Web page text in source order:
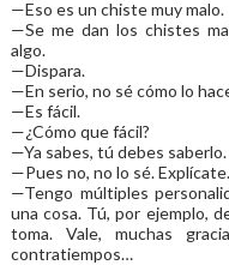
—Eso es un chiste muy malo.
—Se me dan los chistes
algo.
—Dispara.
—En serio, no sé cómo lo
—Es fácil.
—¿Cómo que fácil?
—Ya sabes, tú debes saberlo.
—Pues no, no lo sé. Explícate.
—Tengo múltiples
una cosa. Tú, por ejemplo,
toma. Vale, muchas
contratiempos…